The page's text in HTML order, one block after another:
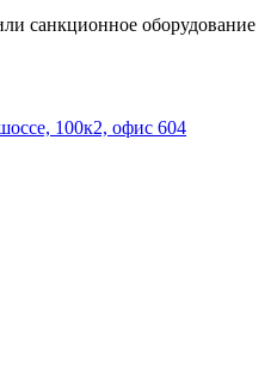
санкционное оборудование
100к2, офис 604